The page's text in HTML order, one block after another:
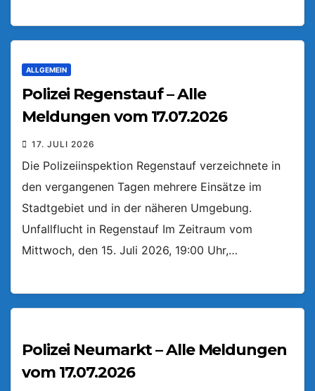
ALLGEMEIN
Polizei Regenstauf – Alle
Meldungen vom 17.07.2026
17. JULI 2026
Die Polizeiinspektion Regenstauf verzeichnete in
den vergangenen Tagen mehrere Einsätze im
Stadtgebiet und in der näheren Umgebung.
Unfallflucht in Regenstauf Im Zeitraum vom
Mittwoch, den 15. Juli 2026, 19:00 Uhr,…
Polizei Neumarkt – Alle Meldungen
vom 17.07.2026